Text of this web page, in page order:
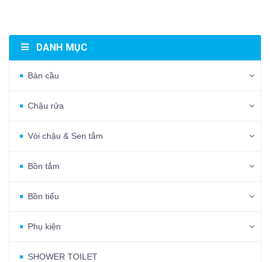
DANH MỤC
Bàn cầu
Chậu rửa
Vòi chậu & Sen tắm
Bồn tắm
Bồn tiểu
Phụ kiện
SHOWER TOILET